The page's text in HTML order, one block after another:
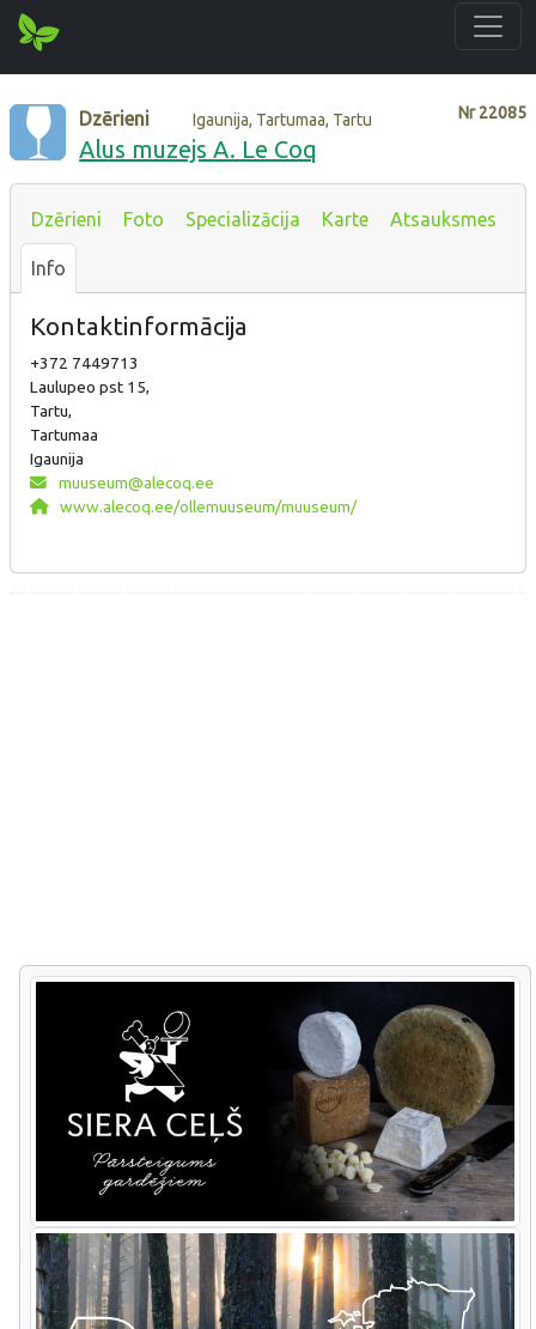
Nr22085
Dzērieni Igaunija, Tartumaa, Tartu
Alus muzejs A. Le Coq
Dzērieni Foto Specializācija Karte Atsauksmes
Info
Kontaktinformācija
+372 7449713
Laulupeo pst 15,
Tartu,
Tartumaa
Igaunija
muuseum@alecoq.ee
www.alecoq.ee/ollemuuseum/muuseum/